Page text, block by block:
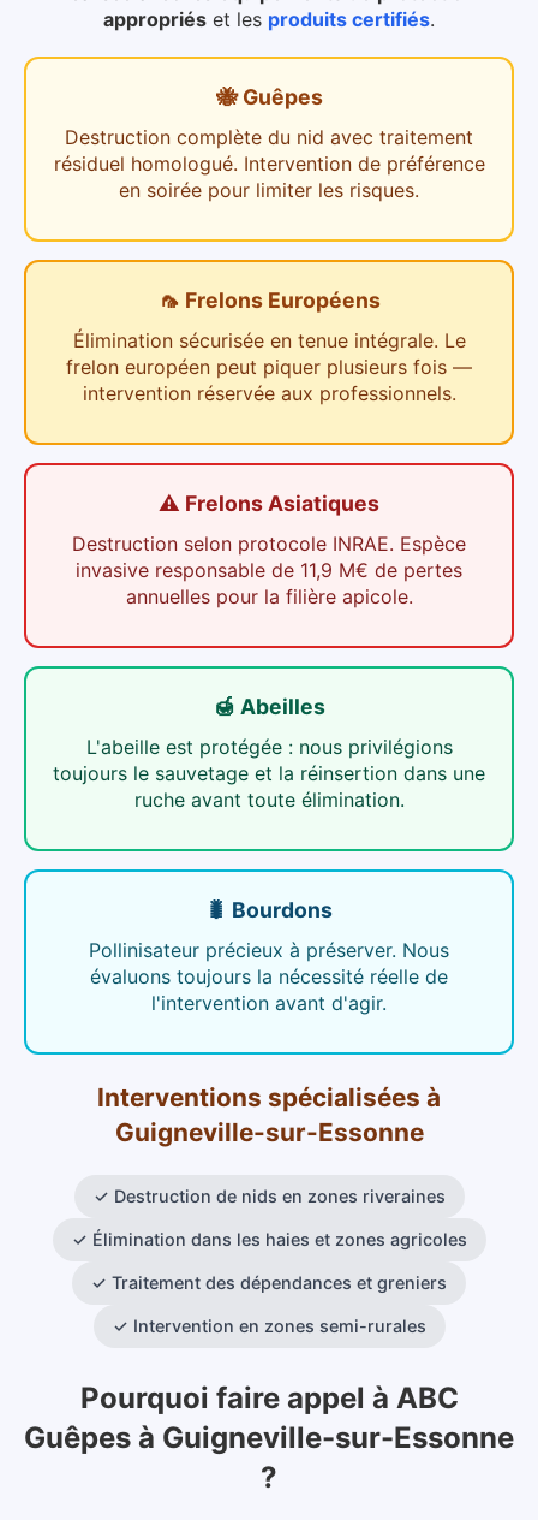
appropriés et les produits certifiés.
🐝 Guêpes
Destruction complète du nid avec traitement
résiduel homologué. Intervention de préférence
en soirée pour limiter les risques.
🦟 Frelons Européens
Élimination sécurisée en tenue intégrale. Le
frelon européen peut piquer plusieurs fois —
intervention réservée aux professionnels.
⚠️ Frelons Asiatiques
Destruction selon protocole INRAE. Espèce
invasive responsable de 11,9 M€ de pertes
annuelles pour la filière apicole.
🍯 Abeilles
L'abeille est protégée : nous privilégions
toujours le sauvetage et la réinsertion dans une
ruche avant toute élimination.
🐛 Bourdons
Pollinisateur précieux à préserver. Nous
évaluons toujours la nécessité réelle de
l'intervention avant d'agir.
Interventions spécialisées à
Guigneville-sur-Essonne
✓ Destruction de nids en zones riveraines
✓ Élimination dans les haies et zones agricoles
✓ Traitement des dépendances et greniers
✓ Intervention en zones semi-rurales
Pourquoi faire appel à ABC
Guêpes à Guigneville-sur-Essonne
?